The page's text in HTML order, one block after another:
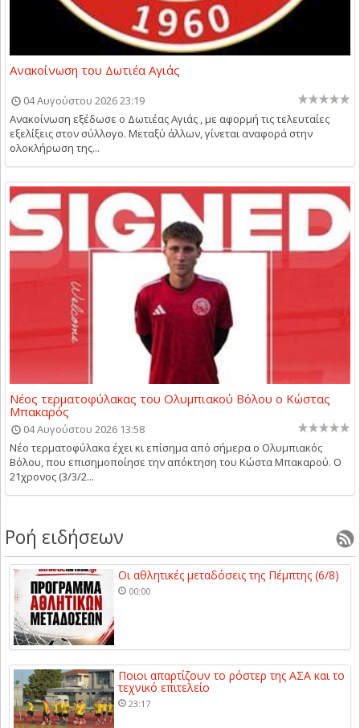
Ανακοίνωση του Δωτιέα Αγιάς
04 Αυγούστου 2026 23:19
Ανακοίνωση εξέδωσε ο Δωτιέας Αγιάς , με αφορμή τις τελευταίες
εξελίξεις στον σύλλογο. Μεταξύ άλλων, γίνεται αναφορά στην
ολοκλήρωση της...
Νέος τερματοφύλακας του Ολυμπιακού Βόλου ο Κώστας
Μπακαρός
04 Αυγούστου 2026 13:58
Νέο τερματοφύλακα έχει κι επίσημα από σήμερα ο Ολυμπιακός
Βόλου, που επισημοποίησε την απόκτηση του Κώστα Μπακαρού. Ο
21χρονος (3/3/2...
Ροή ειδήσεων
Οι αθλητικές μεταδόσεις της Πέμπτης (6/8)
00:00
Ποιοι απαρτίζουν το ρόστερ της ΑΣΑ και το
τεχνικό επιτελείο
23:17